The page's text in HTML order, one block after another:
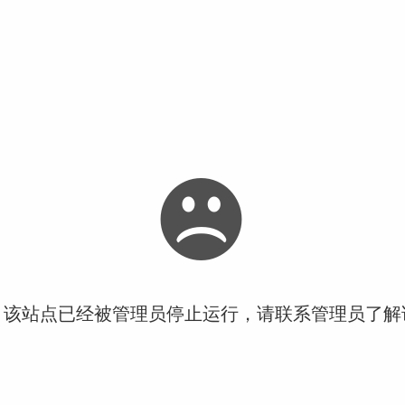
站点已经被管理员停止运行，请联系管理员了